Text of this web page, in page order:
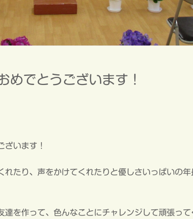
めでとうございます！
ざいます！
れたり、声をかけてくれたりと優しさいっぱいの年
達を作って、色んなことにチャレンジして頑張って